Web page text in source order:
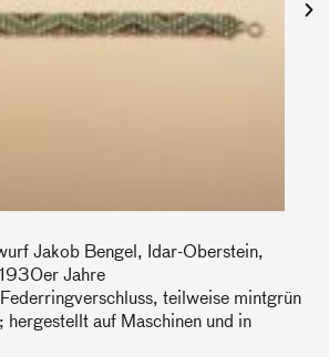
Jakob Bengel, Idar-Oberstein,
Jahre
teilweise mintgrün
hergestellt auf Maschinen und in